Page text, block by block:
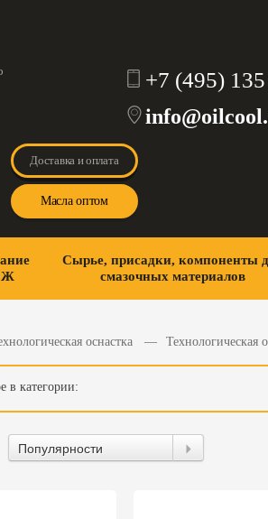
+7 (495)
Доставка и оплата
Масла оптом
Сырье, присадки, компоненты
смазочных материалов
оснастка Технологическая
в категории:
Популярности